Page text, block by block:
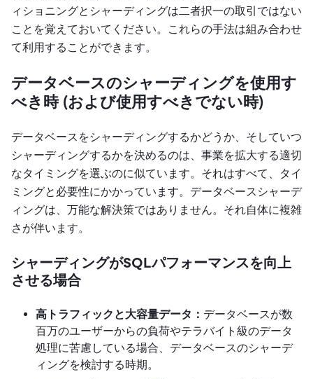
ィショニングとシャーディングは二者択一の取引ではない
ことを覚えておいてください。これらの手法は組み合わせ
て利用することができます。
データベースのシャーディングを使用す
べき時 (および使用すべきでない時)
データベースをシャーディングするかどうか、そしていつ
シャーディングするかを決めるのは、事業を拡大する適切
なタイミングを選ぶのに似ています。それはすべて、タイ
ミングと必要性にかかっています。データベースシャーデ
ィングは、万能な解決策ではありません。それ自体に複雑
さが伴います。
シャーディングがSQLパフォーマンスを向上
させる場合
高トラフィックと大容量データ： データベースが数
百万のユーザーからの負荷やテラバイト級のデータ
処理に苦慮している場合、データベースのシャーデ
ィングを検討する時期。